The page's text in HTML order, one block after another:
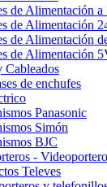
de Alimentación
de Alimentación
de Alimentación
de Alimentación
Cableados
de enchufes
Panasonic
Simón
BJC
-
Televes